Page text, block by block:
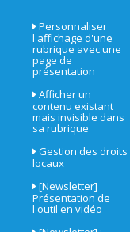
Personnaliser
l'affichage d'une
rubrique avec une
page de
présentation
Afficher un
contenu existant
mais invisible dans
sa rubrique
Gestion des droits
locaux
[Newsletter]
Présentation de
l'outil en vidéo